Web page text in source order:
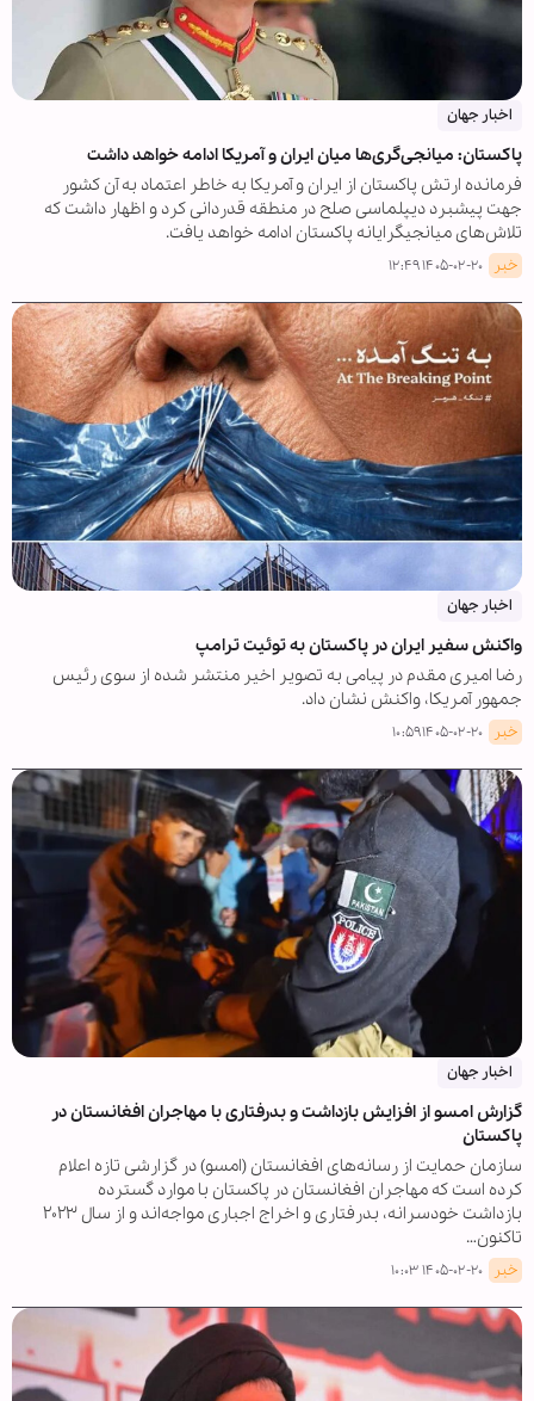
اخبار جهان
پاکستان: میانجی‌گری‌ها میان ایران و آمریکا ادامه خواهد داشت
فرمانده ارتش پاکستان از ایران و آمریکا به خاطر اعتماد به آن کشور
جهت پیشبرد دیپلماسی صلح در منطقه قدردانی کرد و اظهار داشت که
تلاش‌های میانجیگرایانه پاکستان ادامه خواهد یافت.
خبر ۱۴۰۵-۰۲-۲۰ ۱۲:۴۹
اخبار جهان
واکنش سفیر ایران در پاکستان به توئیت ترامپ
رضا امیری مقدم در پیامی به تصویر اخیر منتشر شده از سوی رئیس
جمهور آمریکا، واکنش نشان داد.
خبر ۱۴۰۵-۰۲-۲۰ ۱۰:۵۹
اخبار جهان
گزارش امسو از افزایش بازداشت و بدرفتاری با مهاجران افغانستان در
پاکستان
سازمان حمایت از رسانه‌های افغانستان (امسو) در گزارشی تازه اعلام
کرده است که مهاجران افغانستان در پاکستان با موارد گسترده
بازداشت خودسرانه، بدرفتاری و اخراج اجباری مواجه‌اند و از سال ۲۰۲۳
تاکنون…
خبر ۱۴۰۵-۰۲-۲۰ ۱۰:۰۳